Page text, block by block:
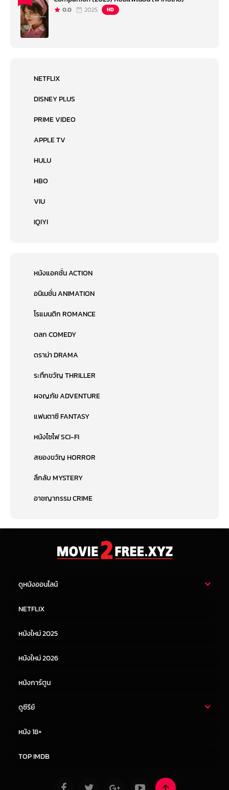
0.0 2025 HD
NETFLIX
DISNEY PLUS
PRIME VIDEO
APPLE TV
HULU
HBO
VIU
IQIYI
หนังแอคชั่น ACTION
อนิเมชั่น ANIMATION
โรแมนติก ROMANCE
ตลก COMEDY
ดราม่า DRAMA
ระทึกขวัญ THRILLER
ผจญภัย ADVENTURE
แฟนตาซี FANTASY
หนังไซไฟ SCI-FI
สยองขวัญ HORROR
ลึกลับ MYSTERY
อาชญากรรม CRIME
ดูหนังออนไลน์
หนังจีน
NETFLIX
หนังใหม่ 2025
หนังใหม่ 2026
หนังการ์ตูน
ดูซีรีย์
หนัง 18+
TOP IMDB